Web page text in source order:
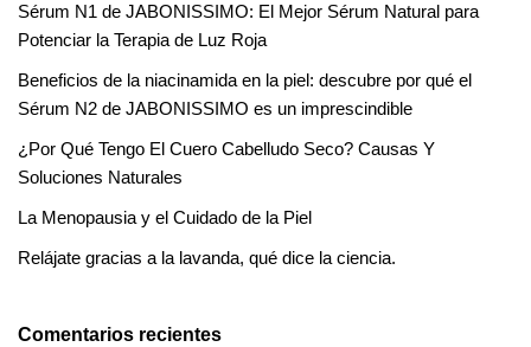
Sérum N1 de JABONISSIMO: El Mejor Sérum Natural para
Potenciar la Terapia de Luz Roja
Beneficios de la niacinamida en la piel: descubre por qué el
Sérum N2 de JABONISSIMO es un imprescindible
¿Por Qué Tengo El Cuero Cabelludo Seco? Causas Y
Soluciones Naturales
La Menopausia y el Cuidado de la Piel
Relájate gracias a la lavanda, qué dice la ciencia.
Comentarios recientes